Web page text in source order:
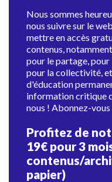
Nous sommes
nous suivre sur le
mettre en accès
contenus,
pour le partage,
pour la collectivité,
d'éducation
information critique
nous ! Abonnez-
Profitez de
19€ pour 3
contenus/
papier)